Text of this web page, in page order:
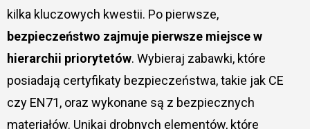
kilka kluczowych kwestii. Po pierwsze,
bezpieczeństwo zajmuje pierwsze miejsce w
hierarchii priorytetów. Wybieraj zabawki, które
posiadają certyfikaty bezpieczeństwa, takie jak CE
czy EN71, oraz wykonane są z bezpiecznych
materiałów. Unikaj drobnych elementów, które